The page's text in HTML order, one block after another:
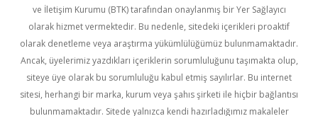
ve İletişim Kurumu (BTK) tarafından onaylanmış bir Yer Sağlayıcı
olarak hizmet vermektedir. Bu nedenle, sitedeki içerikleri proaktif
olarak denetleme veya araştırma yükümlülüğümüz bulunmamaktadır.
Ancak, üyelerimiz yazdıkları içeriklerin sorumluluğunu taşımakta olup,
siteye üye olarak bu sorumluluğu kabul etmiş sayılırlar. Bu internet
sitesi, herhangi bir marka, kurum veya şahıs şirketi ile hiçbir bağlantısı
bulunmamaktadır. Sitede yalnızca kendi hazırladığımız makaleler